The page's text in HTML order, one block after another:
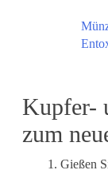
Kupfer-
zum
Gießen